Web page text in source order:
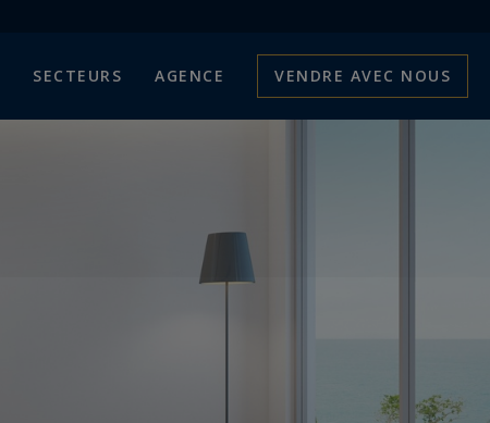
SECTEURS AGENCE VENDRE AVEC NOUS